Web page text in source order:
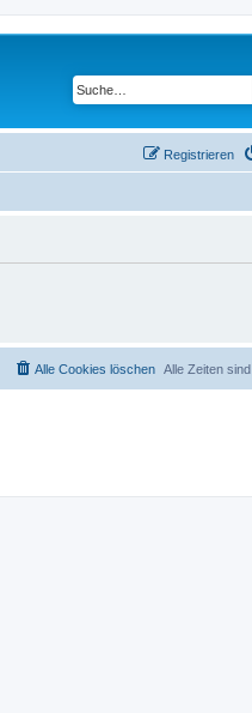
Registrieren
Alle Zeiten sind
Alle Cookies löschen